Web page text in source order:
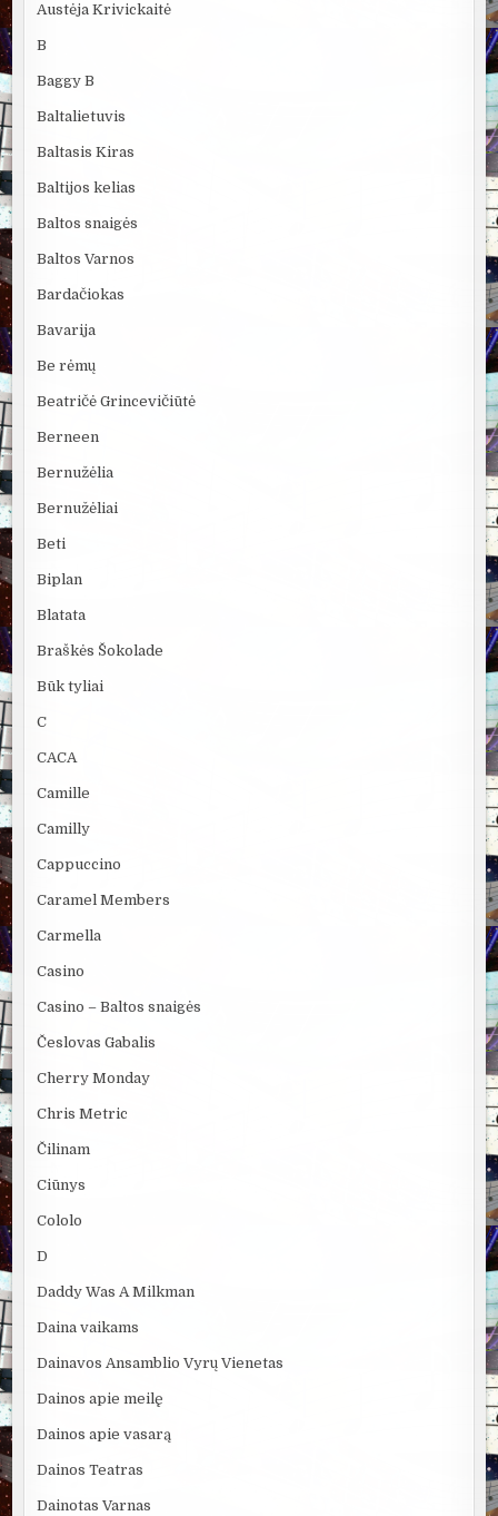
Austėja Krivickaitė
B
Baggy B
Baltalietuvis
Baltasis Kiras
Baltijos kelias
Baltos snaigės
Baltos Varnos
Bardačiokas
Bavarija
Be rėmų
Beatričė Grincevičiūtė
Berneen
Bernužėlia
Bernužėliai
Beti
Biplan
Blatata
Braškės Šokolade
Būk tyliai
C
CACA
Camille
Camilly
Cappuccino
Caramel Members
Carmella
Casino
Casino – Baltos snaigės
Česlovas Gabalis
Cherry Monday
Chris Metric
Čilinam
Ciūnys
Cololo
D
Daddy Was A Milkman
Daina vaikams
Dainavos Ansamblio Vyrų Vienetas
Dainos apie meilę
Dainos apie vasarą
Dainos Teatras
Dainotas Varnas